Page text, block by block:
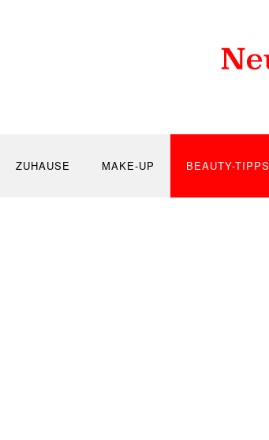
ZUHAUSE MAKE-UP BEAUTY-TIPPS